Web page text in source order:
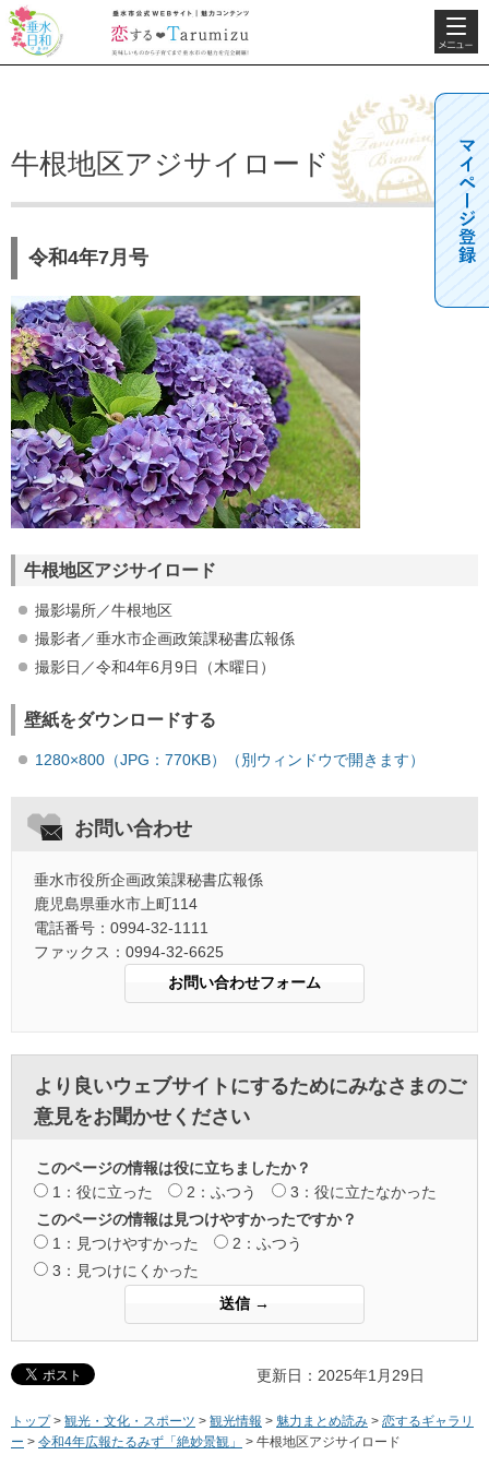
垂水日和
垂水市公式WEBサ
イト 魅力コンテン
ツ 恋するTarumizu
検索・共
通メニュ
ー
牛根地区アジサイロード
令和4年7月号
牛根地区アジサイロード
撮影場所／牛根地区
撮影者／垂水市企画政策課秘書広報係
撮影日／令和4年6月9日（木曜日）
壁紙をダウンロードする
1280×800（JPG：770KB）（別ウィンドウで開きます）
お問い合わせ
垂水市役所企画政策課秘書広報係
鹿児島県垂水市上町114
電話番号：0994-32-1111
ファックス：0994-32-6625
より良いウェブサイトにするためにみなさまのご
意見をお聞かせください
このページの情報は役に立ちましたか？
1：役に立った
2：ふつう
3：役に立たなかった
このページの情報は見つけやすかったですか？
1：見つけやすかった
2：ふつう
3：見つけにくかった
更新日：2025年1月29日
トップ> 観光・文化・スポーツ > 観光情報 > 魅力まとめ読み > 恋するギャラリ
ー > 令和4年広報たるみず「絶妙景観」 > 牛根地区アジサイロード